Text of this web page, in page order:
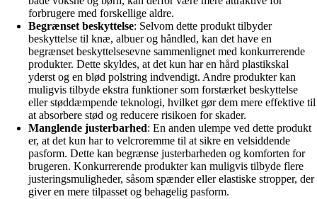
forbrugere med forskellige aldre.
Begrænset beskyttelse: Selvom dette produkt tilbyder
beskyttelse til knæ, albuer og håndled, kan det have en
begrænset beskyttelsesevne sammenlignet med konkurrerende
produkter. Dette skyldes, at det kun har en hård plastikskal
yderst og en blød polstring indvendigt. Andre produkter kan
muligvis tilbyde ekstra funktioner som forstærket beskyttelse
eller støddæmpende teknologi, hvilket gør dem mere effektive til
at absorbere stød og reducere risikoen for skader.
Manglende justerbarhed: En anden ulempe ved dette produkt
er, at det kun har to velcroremme til at sikre en velsiddende
pasform. Dette kan begrænse justerbarheden og komforten for
brugeren. Konkurrerende produkter kan muligvis tilbyde flere
justeringsmuligheder, såsom spænder eller elastiske stropper, der
giver en mere tilpasset og behagelig pasform.